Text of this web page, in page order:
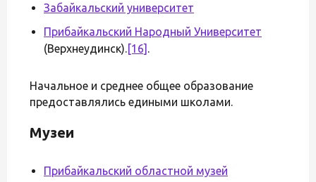
Забайкальский университет
Прибайкальский Народный Университет
(Верхнеудинск).[16] .
Начальное и среднее общее образование
предоставлялись едиными школами.
Музеи
Прибайкальский областной музей